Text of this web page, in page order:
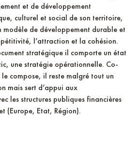
et de développement
culturel et social de son territoire,
modèle de développement durable et
l’attraction et la cohésion.
stratégique il comporte un état
une stratégie opérationnelle. Co-
le compose, il reste malgré tout un
mais sert d’appui aux
les structures publiques financières
(Europe, Etat, Région).